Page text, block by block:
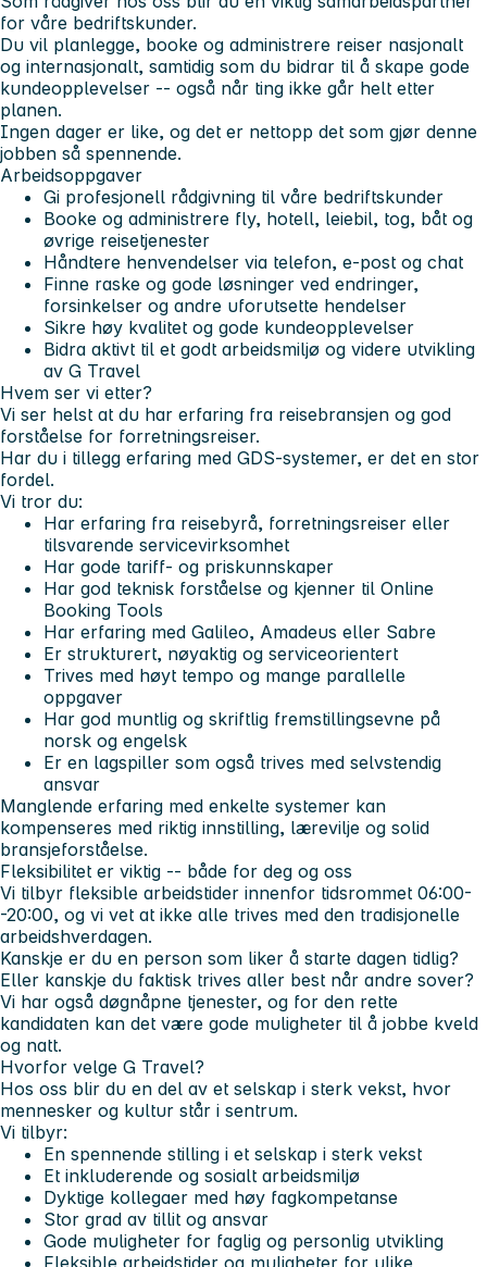
for våre bedriftskunder.
Du vil planlegge, booke og administrere reiser nasjonalt
og internasjonalt, samtidig som du bidrar til å skape gode
kundeopplevelser -- også når ting ikke går helt etter
planen.
Ingen dager er like, og det er nettopp det som gjør denne
jobben så spennende.
Arbeidsoppgaver
Gi profesjonell rådgivning til våre bedriftskunder
Booke og administrere fly, hotell, leiebil, tog, båt og
øvrige reisetjenester
Håndtere henvendelser via telefon, e-post og chat
Finne raske og gode løsninger ved endringer,
forsinkelser og andre uforutsette hendelser
Sikre høy kvalitet og gode kundeopplevelser
Bidra aktivt til et godt arbeidsmiljø og videre utvikling
av G Travel
Hvem ser vi etter?
Vi ser helst at du har erfaring fra reisebransjen og god
forståelse for forretningsreiser.
Har du i tillegg erfaring med GDS-systemer, er det en stor
fordel.
Vi tror du:
Har erfaring fra reisebyrå, forretningsreiser eller
tilsvarende servicevirksomhet
Har gode tariff- og priskunnskaper
Har god teknisk forståelse og kjenner til Online
Booking Tools
Har erfaring med Galileo, Amadeus eller Sabre
Er strukturert, nøyaktig og serviceorientert
Trives med høyt tempo og mange parallelle
oppgaver
Har god muntlig og skriftlig fremstillingsevne på
norsk og engelsk
Er en lagspiller som også trives med selvstendig
ansvar
Manglende erfaring med enkelte systemer kan
kompenseres med riktig innstilling, lærevilje og solid
bransjeforståelse.
Fleksibilitet er viktig -- både for deg og oss
Vi tilbyr fleksible arbeidstider innenfor tidsrommet 06:00-
-20:00, og vi vet at ikke alle trives med den tradisjonelle
arbeidshverdagen.
Kanskje er du en person som liker å starte dagen tidlig?
Eller kanskje du faktisk trives aller best når andre sover?
Vi har også døgnåpne tjenester, og for den rette
kandidaten kan det være gode muligheter til å jobbe kveld
og natt.
Hvorfor velge G Travel?
Hos oss blir du en del av et selskap i sterk vekst, hvor
mennesker og kultur står i sentrum.
Vi tilbyr:
En spennende stilling i et selskap i sterk vekst
Et inkluderende og sosialt arbeidsmiljø
Dyktige kollegaer med høy fagkompetanse
Stor grad av tillit og ansvar
Gode muligheter for faglig og personlig utvikling
Fleksible arbeidstider og muligheter for ulike